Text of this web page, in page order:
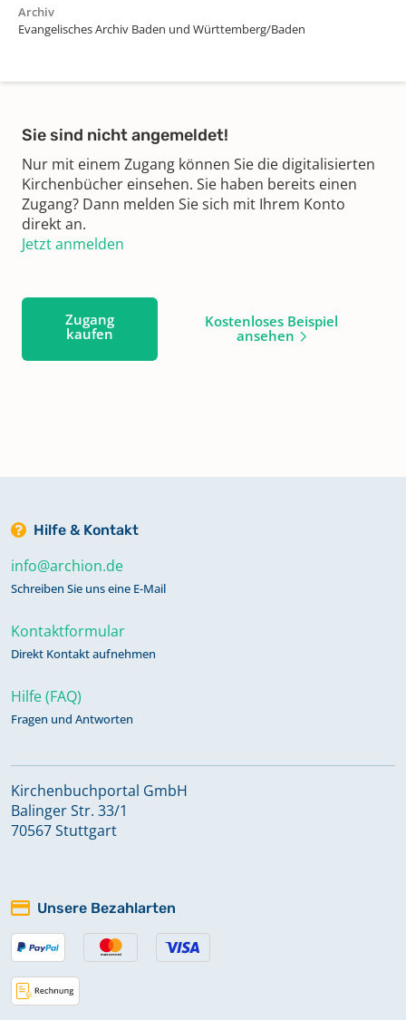
Archiv
Evangelisches Archiv Baden und Württemberg/Baden
Sie sind nicht angemeldet!
Nur mit einem Zugang können Sie die digitalisierten
Kirchenbücher einsehen. Sie haben bereits einen
Zugang? Dann melden Sie sich mit Ihrem Konto
direkt an.
Jetzt anmelden
Zugang
kaufen
Kostenloses Beispiel
ansehen
Hilfe & Kontakt
info@archion.de
Schreiben Sie uns eine E-Mail
Kontaktformular
Direkt Kontakt aufnehmen
Hilfe (FAQ)
Fragen und Antworten
Kirchenbuchportal GmbH
Balinger Str. 33/1
70567 Stuttgart
Unsere Bezahlarten